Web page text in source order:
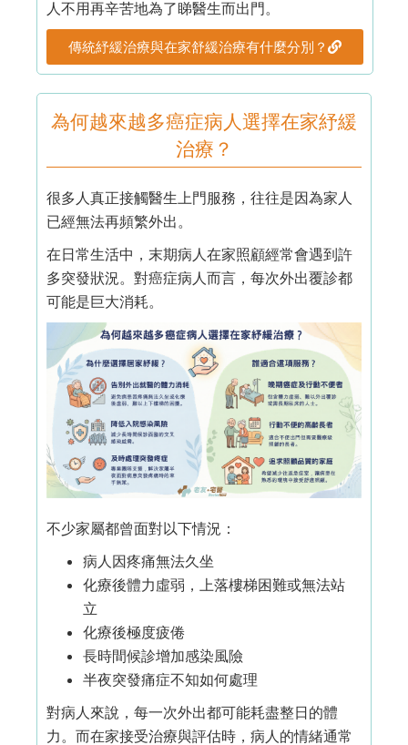
人不用再辛苦地為了睇醫生而出門。
傳統紓緩治療與在家舒緩治療有什麼分別？
為何越來越多癌症病人選擇在家紓緩
治療？
很多人真正接觸醫生上門服務，往往是因為家人
已經無法再頻繁外出。
在日常生活中，末期病人在家照顧經常會遇到許
多突發狀況。對癌症病人而言，每次外出覆診都
可能是巨大消耗。
不少家屬都曾面對以下情況：
病人因疼痛無法久坐
化療後體力虛弱，上落樓梯困難或無法站
立
化療後極度疲倦
長時間候診增加感染風險
半夜突發痛症不知如何處理
對病人來說，每一次外出都可能耗盡整日的體
力。而在家接受治療與評估時，病人的情緒通常